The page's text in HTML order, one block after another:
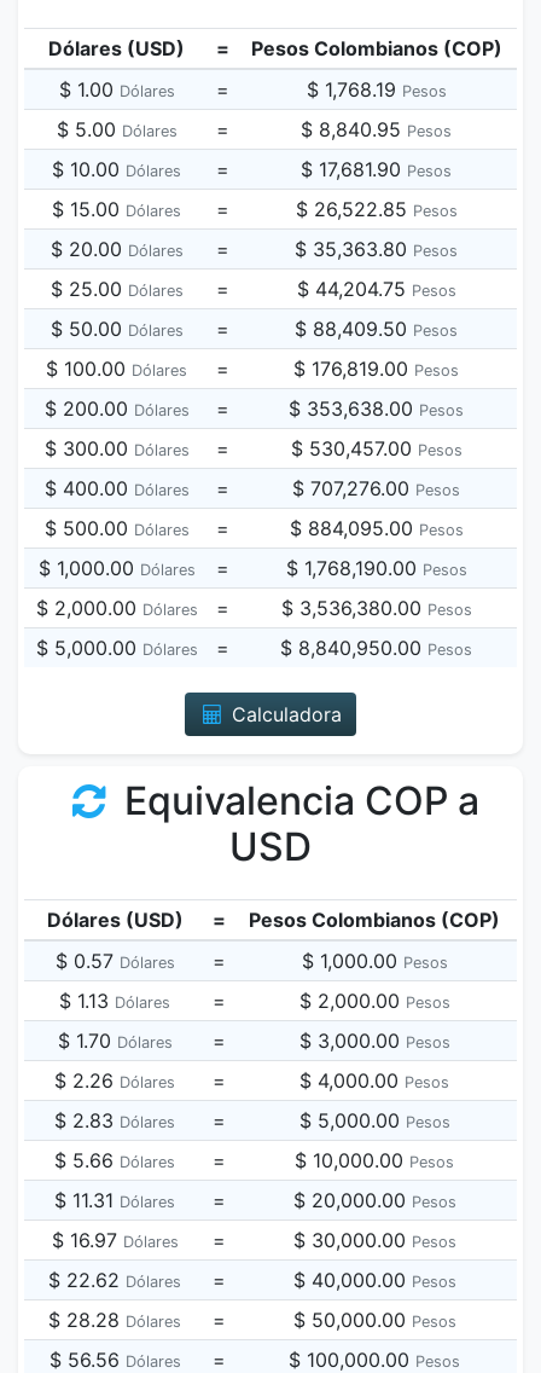
Dólares (USD) =
Pesos Colombianos (COP)
$ 1.00 Dólares = $ 1,768.19 Pesos
$ 5.00 Dólares = $ 8,840.95 Pesos
$ 10.00 Dólares = $ 17,681.90 Pesos
$ 15.00 Dólares = $ 26,522.85 Pesos
$ 20.00 Dólares = $ 35,363.80 Pesos
$ 25.00 Dólares = $ 44,204.75 Pesos
$ 50.00 Dólares = $ 88,409.50 Pesos
$ 100.00 Dólares = $ 176,819.00 Pesos
$ 200.00 Dólares = $ 353,638.00 Pesos
$ 300.00 Dólares = $ 530,457.00 Pesos
$ 400.00 Dólares = $ 707,276.00 Pesos
$ 500.00 Dólares = $ 884,095.00 Pesos
$ 1,000.00 Dólares = $ 1,768,190.00 Pesos
$ 2,000.00 Dólares = $ 3,536,380.00 Pesos
$ 5,000.00 Dólares = $ 8,840,950.00 Pesos
Calculadora
Equivalencia COP a
USD
Dólares (USD) =
Pesos Colombianos (COP)
$ 0.57 Dólares = $ 1,000.00 Pesos
$ 1.13 Dólares = $ 2,000.00 Pesos
$ 1.70 Dólares = $ 3,000.00 Pesos
$ 2.26 Dólares = $ 4,000.00 Pesos
$ 2.83 Dólares = $ 5,000.00 Pesos
$ 5.66 Dólares = $ 10,000.00 Pesos
$ 11.31 Dólares = $ 20,000.00 Pesos
$ 16.97 Dólares = $ 30,000.00 Pesos
$ 22.62 Dólares = $ 40,000.00 Pesos
$ 28.28 Dólares = $ 50,000.00 Pesos
$ 56.56 Dólares = $ 100,000.00 Pesos